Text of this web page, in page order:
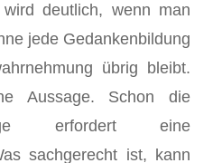
deutlich, wenn man
jede Gedankenbildung
übrig bleibt.
Aussage. Schon die
erfordert eine
sachgerecht ist, kann